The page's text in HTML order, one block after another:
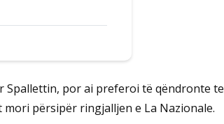
Spallettin, por ai preferoi të qëndronte te
përsipër ringjalljen e La Nazionale.